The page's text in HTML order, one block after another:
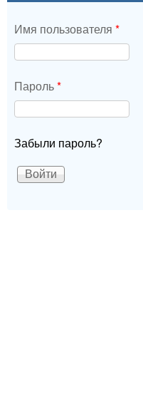
Имя пользователя *
Пароль*
Забыли пароль?